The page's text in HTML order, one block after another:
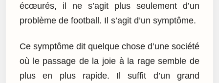
écœurés, il ne s’agit plus seulement d’un
problème de football. Il s’agit d’un symptôme.
Ce symptôme dit quelque chose d’une société
où le passage de la joie à la rage semble de
plus en plus rapide. Il suffit d’un grand